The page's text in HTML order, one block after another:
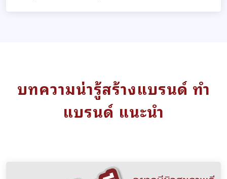
บทความน่ารู้สร้างแบรนด์ ทำ
แบรนด์ แนะนำ